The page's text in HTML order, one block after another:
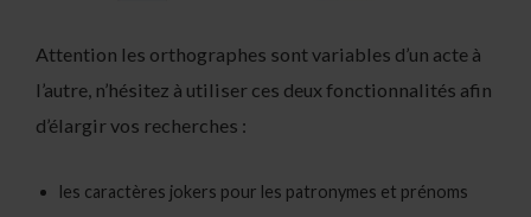
Attention les orthographes sont variables d’un acte à
l’autre, n’hésitez à utiliser ces deux fonctionnalités afin
d’élargir vos recherches :
les caractères jokers pour les patronymes et prénoms